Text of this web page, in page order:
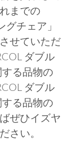
までの
グチェア」
せていただ
ダブル
る品物の
ダブル
る品物の
ぜひイズヤ
さい。